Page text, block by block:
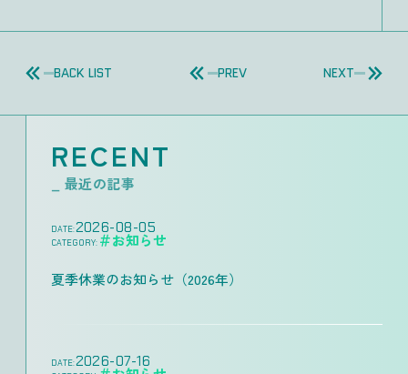
BACK LIST PREV NEXT
RECENT
_ 最近の記事
DATE:2026-08-05
CATEGORY: ＃お知らせ
夏季休業のお知らせ（2026年）
DATE:2026-07-16